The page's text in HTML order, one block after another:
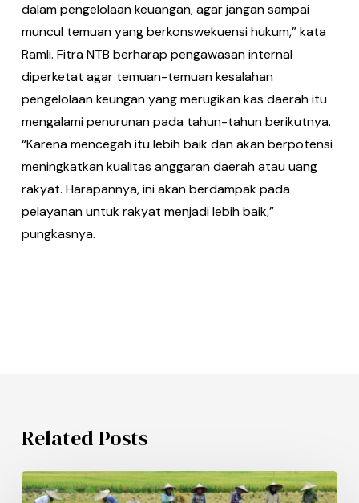
dalam pengelolaan keuangan, agar jangan sampai
muncul temuan yang berkonswekuensi hukum,” kata
Ramli. Fitra NTB berharap pengawasan internal
diperketat agar temuan-temuan kesalahan
pengelolaan keungan yang merugikan kas daerah itu
mengalami penurunan pada tahun-tahun berikutnya.
“Karena mencegah itu lebih baik dan akan berpotensi
meningkatkan kualitas anggaran daerah atau uang
rakyat. Harapannya, ini akan berdampak pada
pelayanan untuk rakyat menjadi lebih baik,”
pungkasnya.
Related Posts